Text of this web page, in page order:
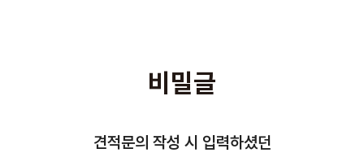
비밀글
견적문의 작성 시 입력하셨던